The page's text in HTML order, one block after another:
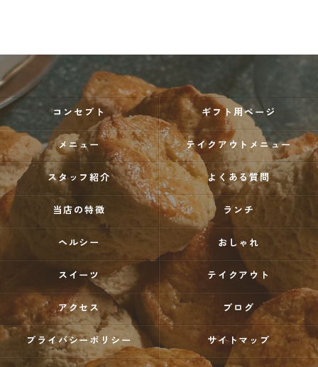
コンセプト ギフト用ページ
メニュー テイクアウトメニュー
スタッフ紹介 よくある質問
当店の特徴 ランチ
ヘルシー おしゃれ
スイーツ テイクアウト
アクセス ブログ
プライバシーポリシー サイトマップ